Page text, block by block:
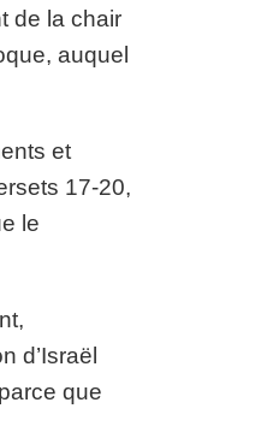
de la chair
auquel
et
17-20,
le
d’Israël
que